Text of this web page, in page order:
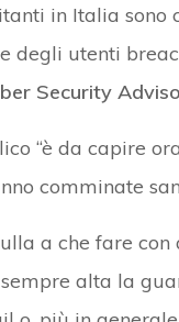
in Italia sono
degli utenti
Security
“è da capire
comminate
a che fare
alta la